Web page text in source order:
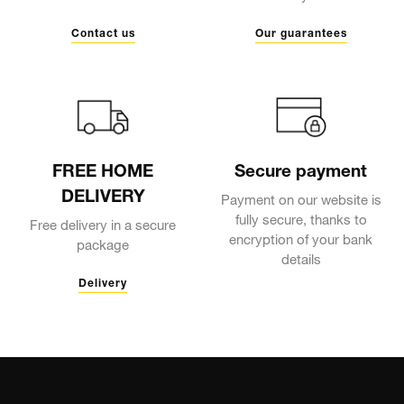
Contact us Our guarantees
FREE HOME
DELIVERY
Free delivery in a secure
package
Delivery
Secure payment
Payment on our website is
fully secure, thanks to
encryption of your bank
details